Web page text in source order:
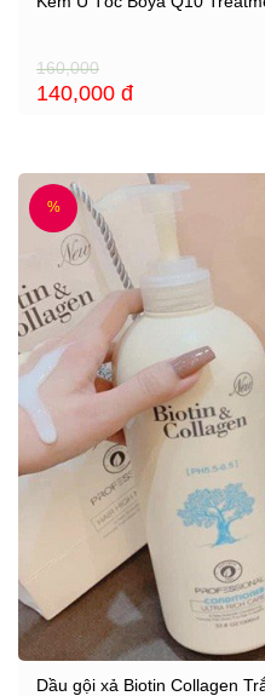
160,000
140,000 đ
%
Dầu gội xả Biotin Collagen